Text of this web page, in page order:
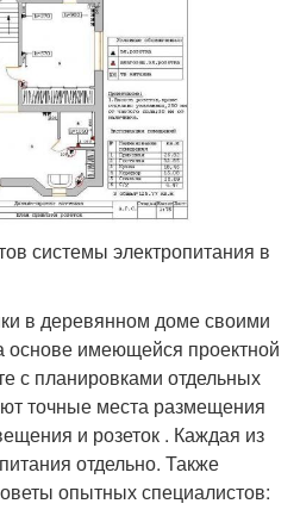
системы электропитания в
в деревянном доме своими
основе имеющейся проектной
с планировками отдельных
точные места размещения
и розеток . Каждая из
отдельно. Также
опытных специалистов: